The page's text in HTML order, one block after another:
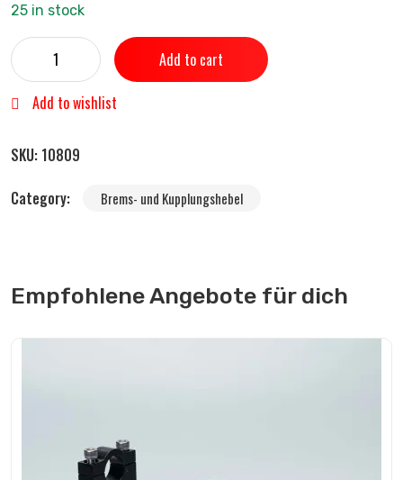
25 in stock
Add to cart
Add to wishlist
SKU: 10809
Category:
Brems- und Kupplungshebel
Empfohlene Angebote für dich